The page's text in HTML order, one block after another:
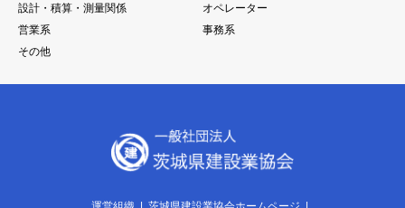
設計・積算・測量関係
オペレーター
営業系
事務系
その他